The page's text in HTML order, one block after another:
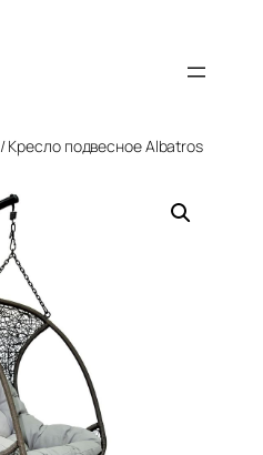
/ Кресло подвесное Albatros